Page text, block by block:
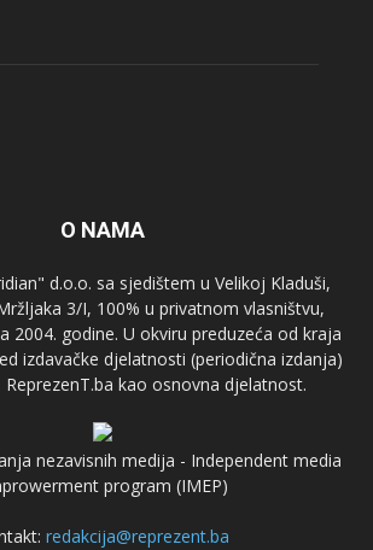
O NAMA
d.o.o. sa sjedištem u Velikoj Kladuši,
3/I, 100% u privatnom vlasništvu,
2004. godine. U okviru preduzeća od kraja
izdavačke djelatnosti (periodična izdanja)
kao osnovna djelatnost.
nezavisnih medija - Independent media
program (IMEP)
redakcija@reprezent.ba